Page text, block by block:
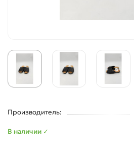
Производитель:
В наличии ✓